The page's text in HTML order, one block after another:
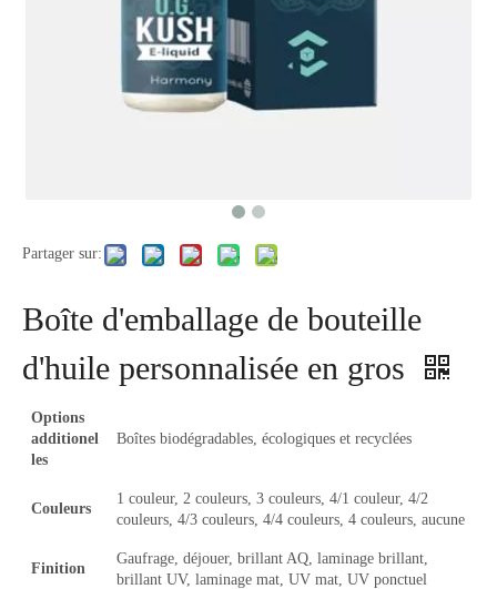
Partager sur:
Boîte d'emballage de bouteille
d'huile personnalisée en gros
Options
additionel
les
Boîtes biodégradables, écologiques et recyclées
Couleurs
1 couleur, 2 couleurs, 3 couleurs, 4/1 couleur, 4/2
couleurs, 4/3 couleurs, 4/4 couleurs, 4 couleurs, aucune
Finition
Gaufrage, déjouer, brillant AQ, laminage brillant,
brillant UV, laminage mat, UV mat, UV ponctuel